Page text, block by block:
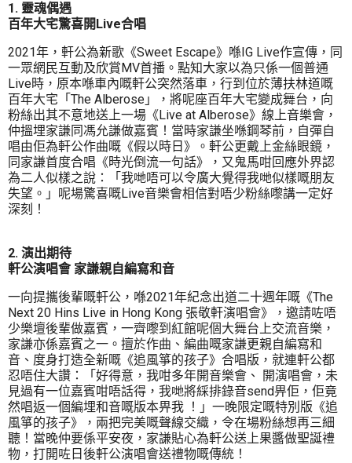
1. 靈魂偶遇
百年大宅驚喜開Live合唱
2021年，軒公為新歌《Sweet Escape》喺IG Live作宣傳，同
一眾網民互動及欣賞MV首播。點知大家以為只係一個普通
Live時，原本喺車內嘅軒公突然落車，行到位於薄扶林道嘅
百年大宅「The Alberose」，將呢座百年大宅變成舞台，向
粉絲出其不意地送上一場《Live at Alberose》線上音樂會，
仲搵埋家謙同馮允謙做嘉賓！當時家謙坐喺鋼琴前，自彈自
唱由佢為軒公作曲嘅《假以時日》。軒公更戴上金絲眼鏡，
同家謙首度合唱《時光倒流一句話》，又鬼馬咁回應外界認
為二人似樣之說：「我哋唔可以令廣大覺得我哋似樣嘅朋友
失望。」呢場驚喜嘅Live音樂會相信對唔少粉絲嚟講一定好
深刻！
2. 演出期待
軒公演唱會 家謙親自編寫和音
一向提攜後輩嘅軒公，喺2021年紀念出道二十週年嘅《The
Next 20 Hins Live in Hong Kong 張敬軒演唱會》，邀請咗唔
少樂壇後輩做嘉賓，一齊嚟到紅館呢個大舞台上交流音樂，
家謙亦係嘉賓之一。擅於作曲、編曲嘅家謙更親自編寫和
音、度身打造全新嘅《追風箏的孩子》合唱版，就連軒公都
忍唔住大讚：「好得意，我咁多年開音樂會、 開演唱會，未
見過有一位嘉賓咁唔話得，我哋將綵排錄音send畀佢，佢竟
然唱返一個編埋和音嘅版本畀我 ！」一晚限定嘅特別版《追
風箏的孩子》，兩把完美嘅聲線交織，令在場粉絲想再三細
聽！當晚仲要係平安夜，家謙貼心為軒公送上果醬做聖誕禮
物，打開咗日後軒公演唱會送禮物嘅傳統！